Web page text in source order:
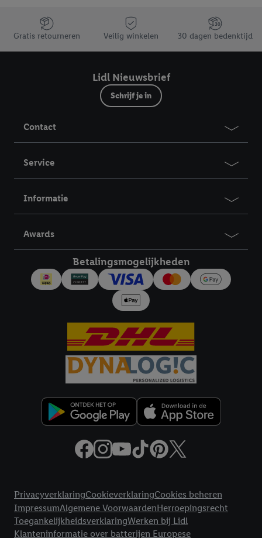
Jouw voordelen bij ons als Lidl webshop klant
Gratis retourneren Veilig winkelen 30 dagen bedenktijd
Lidl Nieuwsbrief
Schrijf je in
Contact
Service
Informatie
Awards
Betalingsmogelijkheden
PrivacyverklaringCookieverklaringCookies beheren
ImpressumAlgemene VoorwaardenHerroepingsrecht
ToegankelijkheidsverklaringWerken bij Lidl
Klanteninformatie over batterijen Europese